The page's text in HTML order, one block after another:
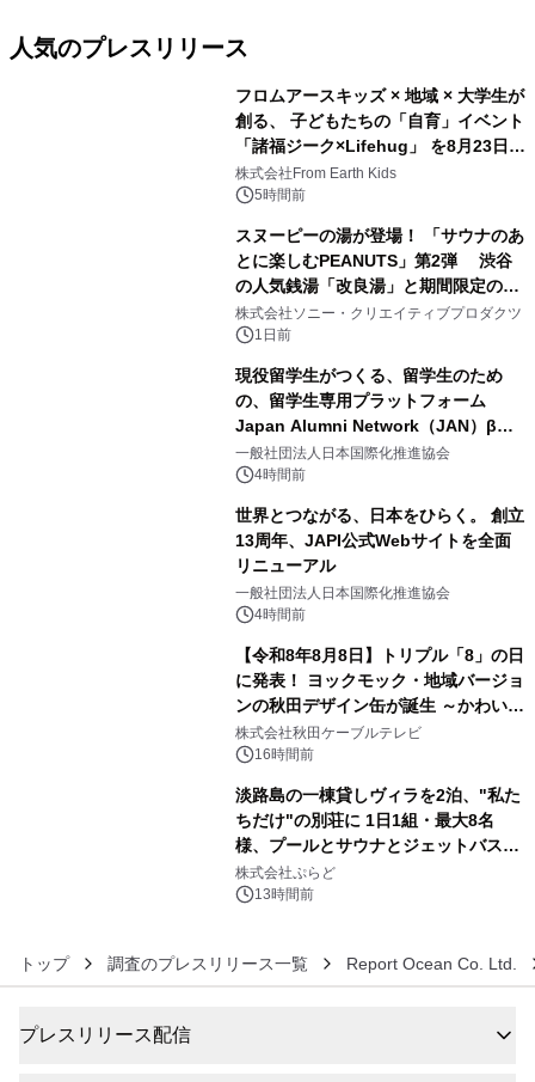
人気のプレスリリース
フロムアースキッズ × 地域 × 大学生が
創る、 子どもたちの「自育」イベント
「諸福ジーク×Lifehug」 を8月23日
(日)開催
株式会社From Earth Kids
5時間前
スヌーピーの湯が登場！ 「サウナのあ
とに楽しむPEANUTS」第2弾 渋谷
の人気銭湯「改良湯」と期間限定のコ
ラボレーション サウナイキタイコラ
ボグッズも発売決定！
株式会社ソニー・クリエイティブプロダクツ
1日前
現役留学生がつくる、留学生のため
の、留学生専用プラットフォーム
Japan Alumni Network（JAN）β版
をリリース
一般社団法人日本国際化推進協会
4時間前
世界とつながる、日本をひらく。 創立
13周年、JAPI公式Webサイトを全面
リニューアル
一般社団法人日本国際化推進協会
4時間前
【令和8年8月8日】トリプル「8」の日
に発表！ ヨックモック・地域バージョ
ンの秋田デザイン缶が誕生 ～かわいい
秋田犬の子犬と秋田の四季と名所を巡
るパッケージ～ 9月1日(火)秋田県内で
株式会社秋田ケーブルテレビ
16時間前
淡路島の一棟貸しヴィラを2泊、"私た
ちだけ"の別荘に 1日1組・最大8名
様、プールとサウナとジェットバス付
きで Villa Mon Temps AWAJIの連泊
素泊りプラン
株式会社ぷらど
13時間前
トップ 調査のプレスリリース一覧 Report Ocean Co. Ltd.
プレスリリース配信